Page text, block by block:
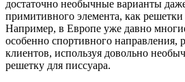
достаточно необычные варианты
примитивного элемента, как решетки
Например, в Европе уже давно
особенно спортивного направления,
клиентов, используя довольно
решетку для писсуара.